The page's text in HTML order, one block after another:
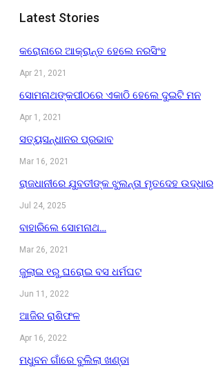
Latest Stories
କରୋନାରେ ଆକ୍ରାନ୍ତ ହେଲେ ନରସିଂହ
Apr 21, 2021
ସୋମନାଥଙ୍କପୀଠରେ ଏକାଠି ହେଲେ ଦୁଇଟି ମନ
Apr 1, 2021
ସତ୍ୟସନ୍ଧାନର ପ୍ରଭାବ
Mar 16, 2021
ରାଜଧାନୀରେ ଯୁବତୀଙ୍କ ଝୁଲନ୍ତା ମୃତଦେହ ଉଦ୍ଧାର
Jul 24, 2025
ବାହାରିଲେ ସୋମନାଥ…
Mar 26, 2021
ଜୁଲାଇ ୧ରୁ ଘରୋଇ ବସ ଧର୍ମଘଟ
Jun 11, 2022
ଆଜିର ରାଶିଫଳ
Apr 16, 2022
ମଧୁବନ ଗାଁରେ ବୁଲିଲା ଖଣ୍ଡା